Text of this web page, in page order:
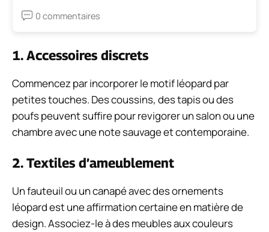
0 commentaires
1. Accessoires discrets
Commencez par incorporer le motif léopard par
petites touches. Des coussins, des tapis ou des
poufs peuvent suffire pour revigorer un salon ou une
chambre avec une note sauvage et contemporaine.
2. Textiles d’ameublement
Un fauteuil ou un canapé avec des ornements
léopard est une affirmation certaine en matière de
design. Associez-le à des meubles aux couleurs